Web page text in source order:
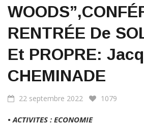
RENTRÉE De
Et PROPRE:
CHEMINADE
22 septembre 2022 1079
• ACTIVITES : ECONOMIE